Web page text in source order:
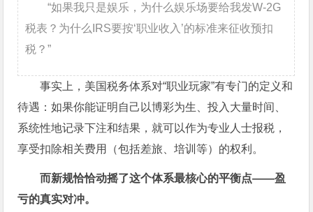
“如果我只是娱乐，为什么娱乐场要给我发W-2G
税表？为什么IRS要按‘职业收入’的标准来征收预扣
税？”
事实上，美国税务体系对“职业玩家”有专门的定义和
待遇：如果你能证明自己以博彩为生、投入大量时间、
系统性地记录下注和结果，就可以作为专业人士报税，
享受扣除相关费用（包括差旅、培训等）的权利。
而新规恰恰动摇了这个体系最核心的平衡点——盈
亏的真实对冲。